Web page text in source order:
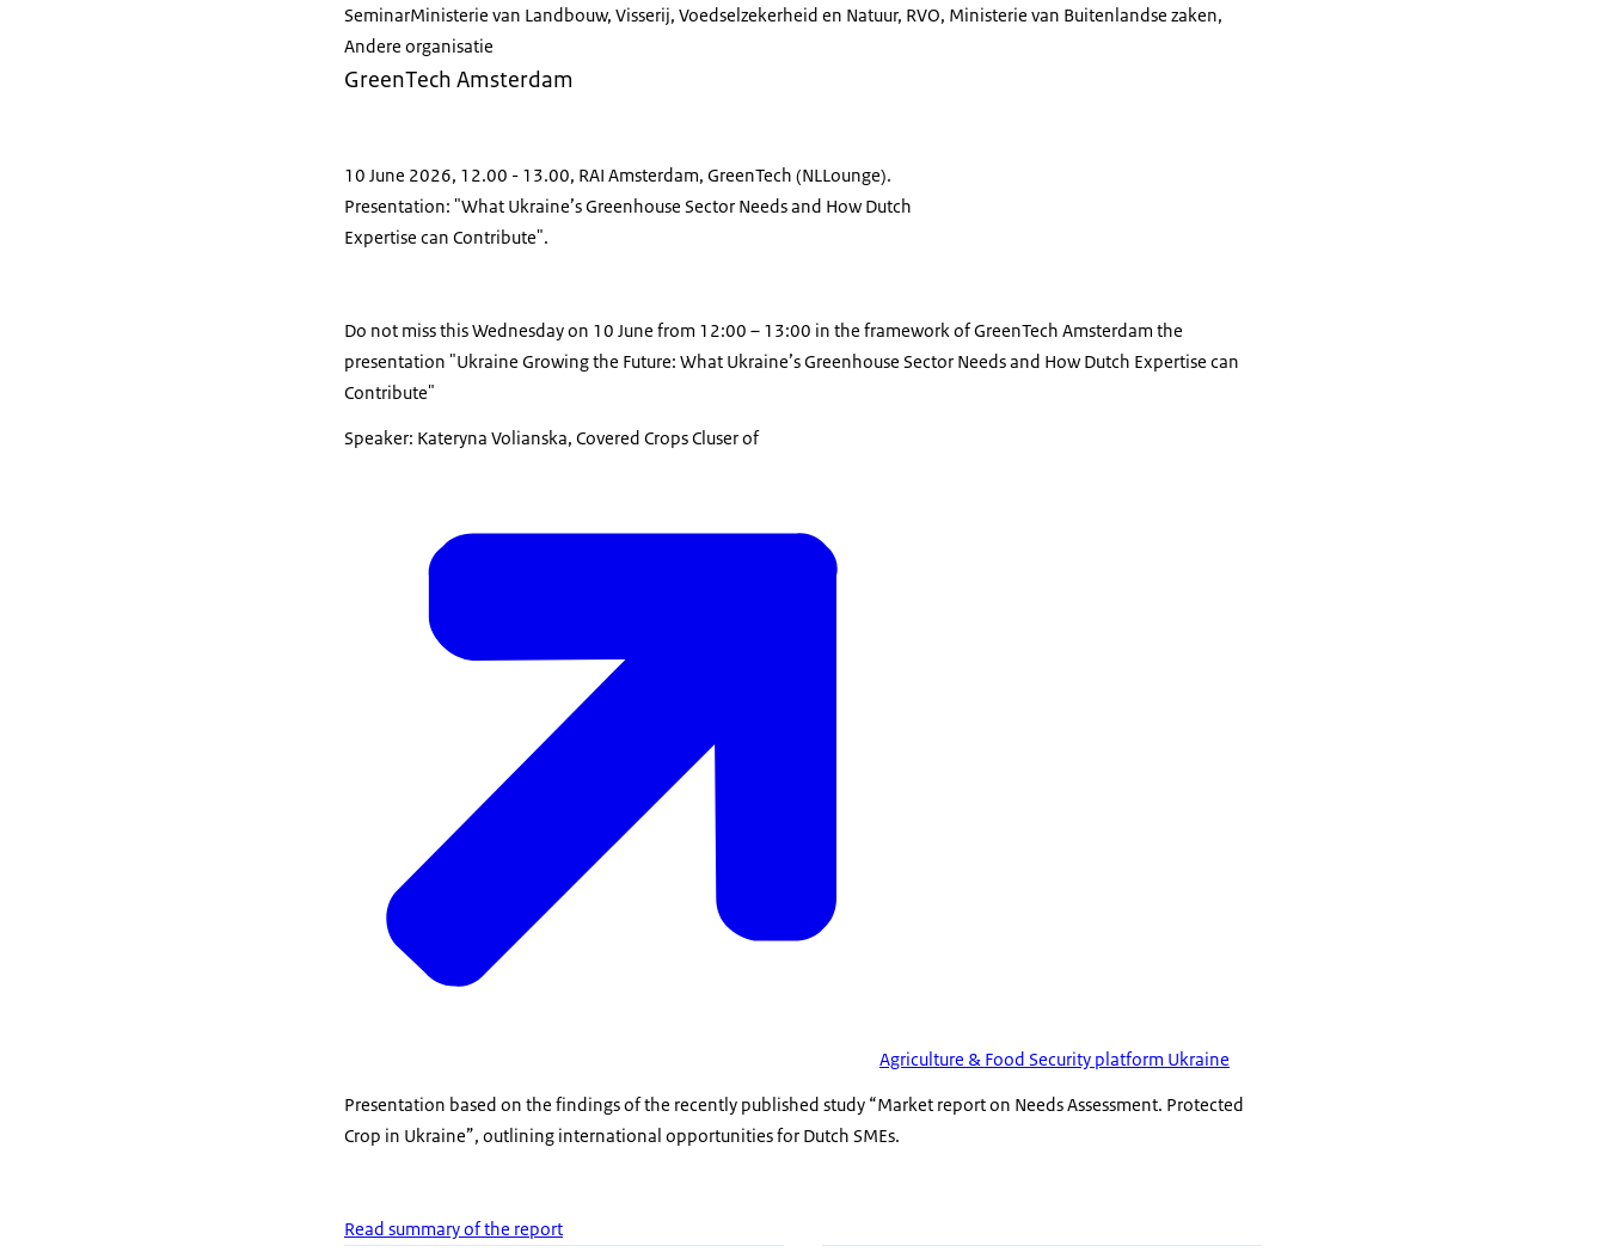
SeminarMinisterie van Landbouw, Visserij, Voedselzekerheid en Natuur, RVO, Ministerie van Buitenlandse zaken,
Andere organisatie
GreenTech Amsterdam
10 June 2026, 12.00 - 13.00, RAI Amsterdam, GreenTech (NLLounge).
Presentation: "What Ukraine’s Greenhouse Sector Needs and How Dutch
Expertise can Contribute".
Do not miss this Wednesday on 10 June from 12:00 – 13:00 in the framework of GreenTech Amsterdam the
presentation "Ukraine Growing the Future: What Ukraine’s Greenhouse Sector Needs and How Dutch Expertise can
Contribute"
Speaker: Kateryna Volianska, Covered Crops Cluser of
Agriculture & Food Security platform Ukraine
Presentation based on the findings of the recently published study “Market report on Needs Assessment. Protected
Crop in Ukraine”, outlining international opportunities for Dutch SMEs.
Read summary of the report